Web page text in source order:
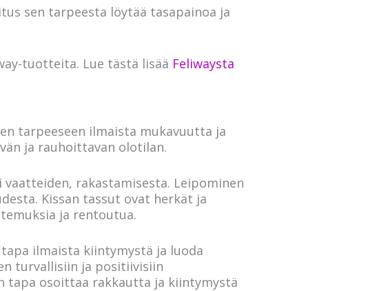
sen tarpeesta löytää tasapainoa ja
tuotteita. Lue tästä lisää Feliwaysta
tarpeeseen ilmaista mukavuutta ja
ja rauhoittavan olotilan.
rakastamisesta. Leipominen
Kissan tassut ovat herkät ja
ja rentoutua.
ilmaista kiintymystä ja luoda
turvallisiin ja positiivisiin
tapa osoittaa rakkautta ja kiintymystä